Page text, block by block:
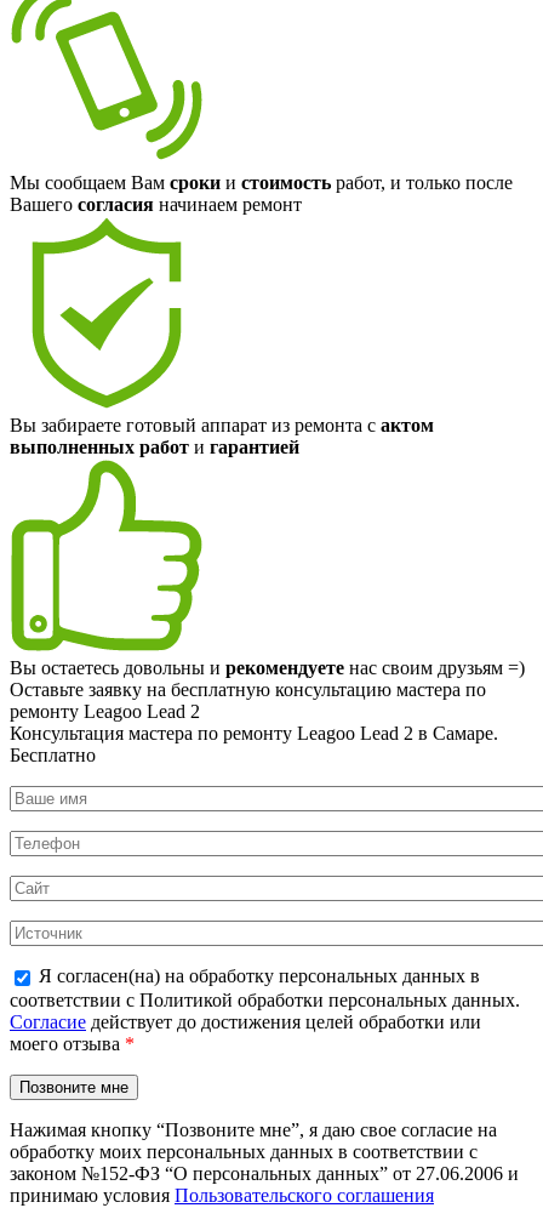
Мы сообщаем Вам сроки и стоимость работ, и только после
Вашего согласия начинаем ремонт
Вы забираете готовый аппарат из ремонта с актом
выполненных работ и гарантией
Вы остаетесь довольны и рекомендуете нас своим друзьям =)
Оставьте заявку на бесплатную консультацию мастера по
ремонту Leagoo Lead 2
Консультация мастера по ремонту Leagoo Lead 2 в Самаре.
Бесплатно
Я согласен(на) на обработку персональных данных в
соответствии с Политикой обработки персональных данных.
Согласие действует до достижения целей обработки или
моего отзыва *
Нажимая кнопку “Позвоните мне”, я даю свое согласие на
обработку моих персональных данных в соответствии с
законом №152-ФЗ “О персональных данных” от 27.06.2006 и
принимаю условия Пользовательского соглашения